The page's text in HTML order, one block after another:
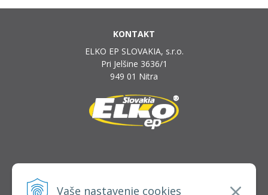
Vaše nastavenie cookies
KONTAKT
ELKO EP SLOVAKIA, s.r.o.
Pri Jelšine 3636/1
949 01 Nitra
INFOLINKA